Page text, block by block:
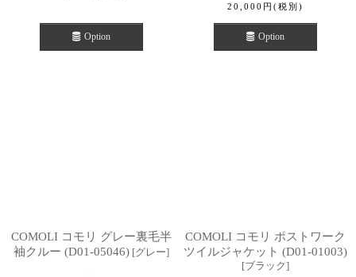
Option
20,000 円 (税別)
Option
COMOLI コモリ グレー裏毛半
袖クルー (D01-05046) [グレー]
COMOLI コモリ ポストワーク
ツイルジャケット (D01-01003)
[ブラック]